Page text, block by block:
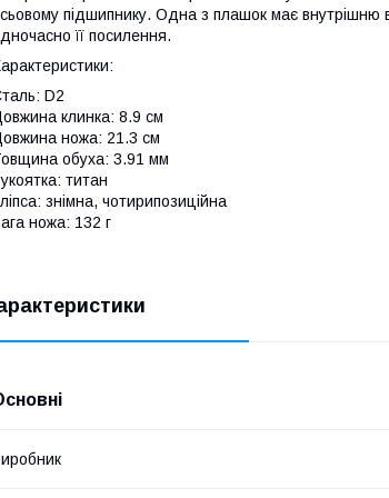
підшипнику. Одна з плашок має внутрішню
її посилення.
D2
клинка: 8.9 см
ножа: 21.3 см
обуха: 3.91 мм
титан
знімна, чотирипозиційна
ножа: 132 г